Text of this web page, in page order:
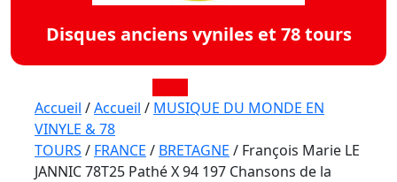
Disques anciens vyniles et 78 tours
Open
Button
Accueil /Accueil / MUSIQUE DU MONDE EN
VINYLE & 78
TOURS / FRANCE / BRETAGNE / François Marie LE
JANNIC 78T25 Pathé X 94 197 Chansons de la